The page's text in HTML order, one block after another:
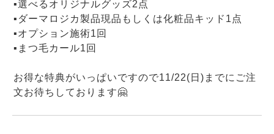
▪選べるオリジナルグッズ2点
▪ダーマロジカ製品現品もしくは化粧品キッド1点
▪オプション施術1回
▪まつ毛カール1回
お得な特典がいっぱいですので11/22(日)までにご注
文お待ちしております🤗